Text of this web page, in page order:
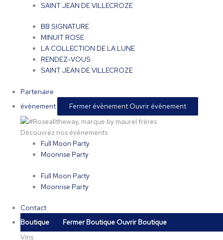
SAINT JEAN DE VILLECROZE
BB SIGNATURE
MINUIT ROSE
LA COLLECTION DE LA LUNE
RENDEZ-VOUS
SAINT JEAN DE VILLECROZE
Partenaire
évènement
Fermer évènement Ouvrir évènement
Découvrez nos évènements
Full Moon Party
Moonrise Party
Full Moon Party
Moonrise Party
Contact
Boutique
Fermer Boutique Ouvrir Boutique
Vins
produit